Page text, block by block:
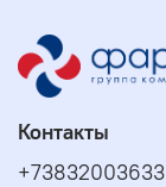
Контакты
+73832003633